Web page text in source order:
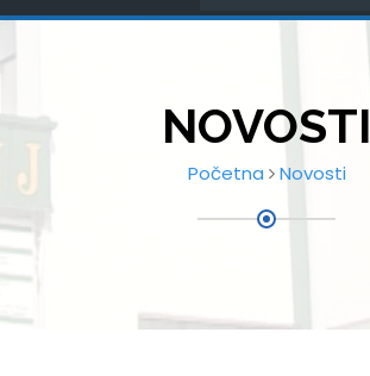
NOVOSTI
Početna Novosti